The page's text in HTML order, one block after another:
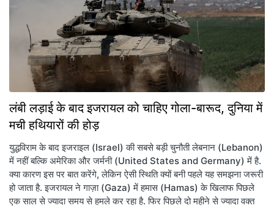
लंबी लड़ाई के बाद इजरायल को चाहिए गोला-बारूद, दुनिया में
मची हथियारों की होड़
युद्धविराम के बाद इजराइल (Israel) की सबसे बड़ी चुनौती लेबनान (Lebanon)
में नहीं बल्कि अमेरिका और जर्मनी (United States and Germany) में है.
क्या कारण इस पर बात करेंगे, लेकिन ऐसी स्थिति क्यों बनी पहले यह समझना जरूरी
हो जाता है. इजरायल ने गाज़ा (Gaza) में हमास (Hamas) के खिलाफ पिछले
एक साल से ज्यादा समय से हमले कर रहा है. फिर पिछले दो महीने से ज्यादा वक्त